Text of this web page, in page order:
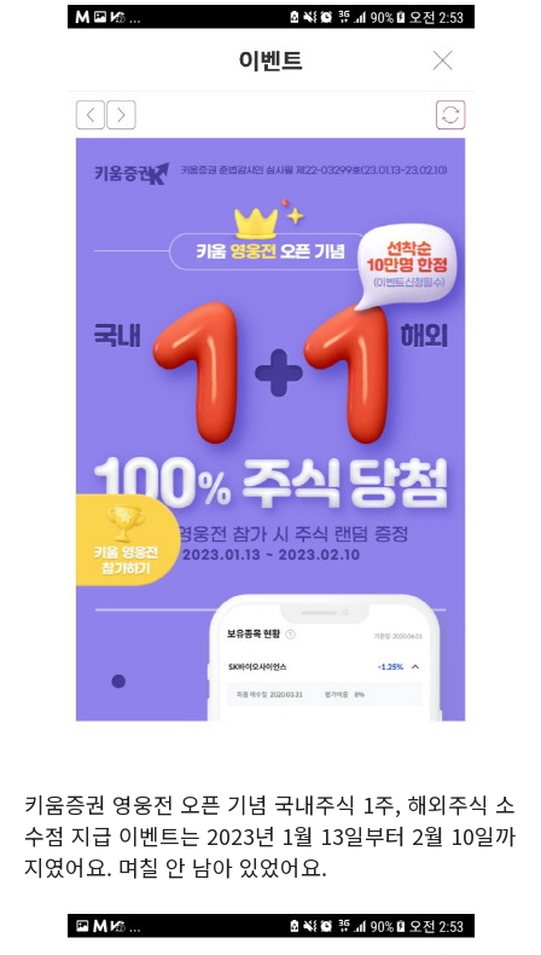
키움증권 영웅전 오픈 기념 국내주식 1주, 해외주식 소
수점 지급 이벤트는 2023년 1월 13일부터 2월 10일까
지였어요. 며칠 안 남아 있었어요.